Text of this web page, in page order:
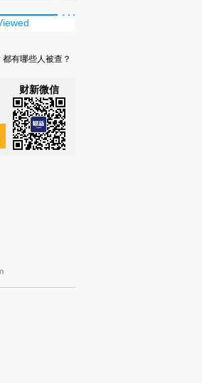
有哪些人被查？
财新微信